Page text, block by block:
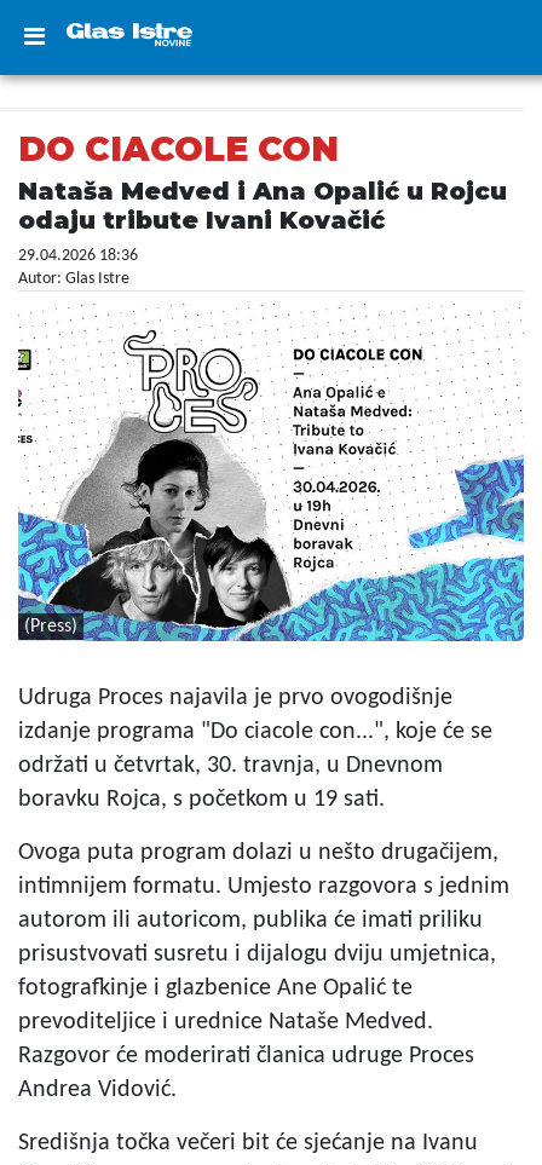
DO CIACOLE CON
Nataša Medved i Ana Opalić u Rojcu
odaju tribute Ivani Kovačić
29.04.2026 18:36
Autor: Glas Istre
(Press)
Udruga Proces najavila je prvo ovogodišnje
izdanje programa "Do ciacole con...", koje će se
održati u četvrtak, 30. travnja, u Dnevnom
boravku Rojca, s početkom u 19 sati.
Ovoga puta program dolazi u nešto drugačijem,
intimnijem formatu. Umjesto razgovora s jednim
autorom ili autoricom, publika će imati priliku
prisustvovati susretu i dijalogu dviju umjetnica,
fotografkinje i glazbenice Ane Opalić te
prevoditeljice i urednice Nataše Medved.
Razgovor će moderirati članica udruge Proces
Andrea Vidović.
Središnja točka večeri bit će sjećanje na Ivanu